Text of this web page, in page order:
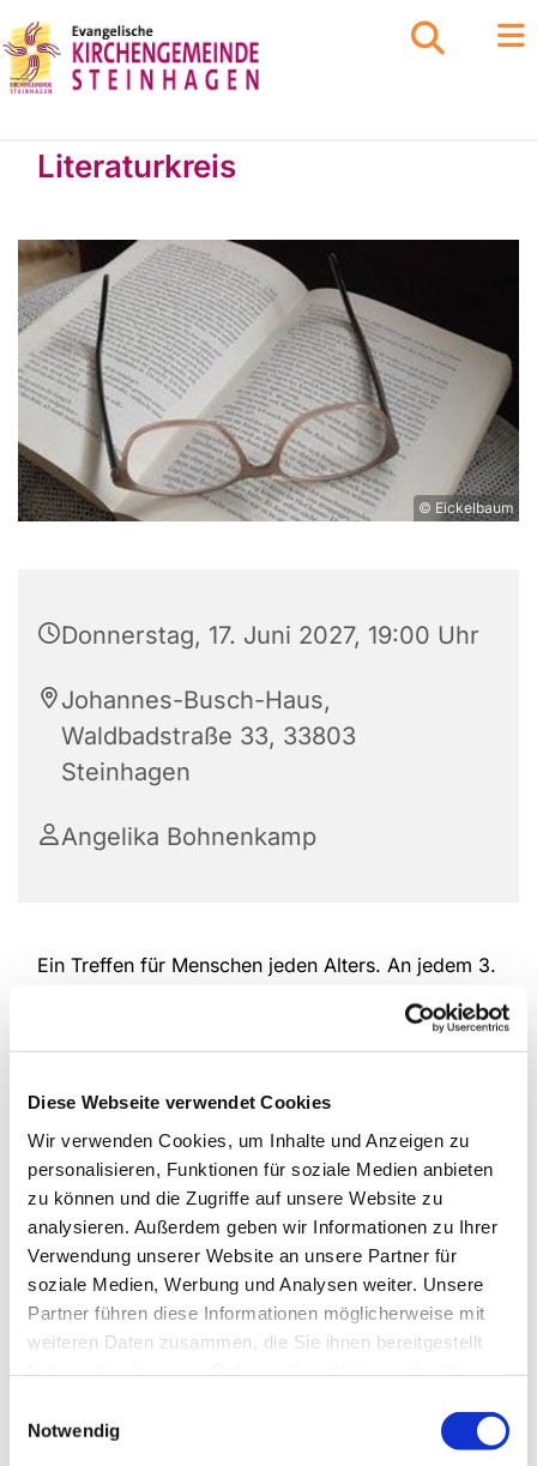
Diese Webseite verwendet Cookies
Wir verwenden Cookies, um Inhalte und Anzeigen zu
personalisieren, Funktionen für soziale Medien anbieten
zu können und die Zugriffe auf unsere Website zu
analysieren. Außerdem geben wir Informationen zu Ihrer
Verwendung unserer Website an unsere Partner für
soziale Medien, Werbung und Analysen weiter. Unsere
Partner führen diese Informationen möglicherweise mit
weiteren Daten zusammen, die Sie ihnen bereitgestellt
Notwendig
Literaturkreis
© Eickelbaum
Donnerstag, 17. Juni 2027, 19:00 Uhr
Johannes-Busch-Haus,
Waldbadstraße 33, 33803
Steinhagen
Angelika Bohnenkamp
Ein Treffen für Menschen jeden Alters. An jedem 3.
Gespräche und Inspirationen, z. B. über christliche
Themen oder Romane, Frauen, Ratgeber, Historie,
mitgebracht werden.
Kontakt:
Frau Anelika Bohnenkamp, Tel. 05204 / 8 70 10 77